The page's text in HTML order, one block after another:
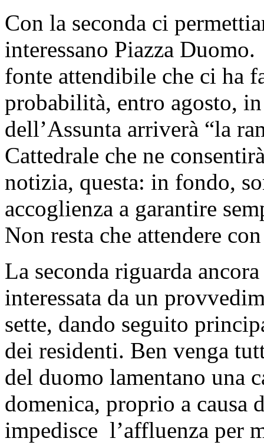
Con la seconda ci
interessano Piazza
fonte attendibile che ci ha
probabilità, entro agosto,
dell’Assunta arriverà “la
Cattedrale che ne
notizia, questa: in fondo,
accoglienza a garantire
Non resta che attendere
La seconda riguarda
interessata da un
sette, dando seguito
dei residenti. Ben venga
del duomo lamentano una
domenica, proprio a causa
impedisce l’affluenza per